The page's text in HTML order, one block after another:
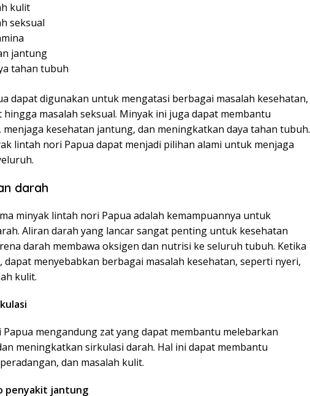
kulit
seksual
jantung
tahan tubuh
dapat digunakan untuk mengatasi berbagai masalah kesehatan,
masalah seksual. Minyak ini juga dapat membantu
kesehatan jantung, dan meningkatkan daya tahan tubuh.
lintah nori Papua dapat menjadi pilihan alami untuk menjaga
darah
minyak lintah nori Papua adalah kemampuannya untuk
Aliran darah yang lancar sangat penting untuk kesehatan
darah membawa oksigen dan nutrisi ke seluruh tubuh. Ketika
menyebabkan berbagai masalah kesehatan, seperti nyeri,
kulit.
mengandung zat yang dapat membantu melebarkan
meningkatkan sirkulasi darah. Hal ini dapat membantu
dan masalah kulit.
penyakit jantung